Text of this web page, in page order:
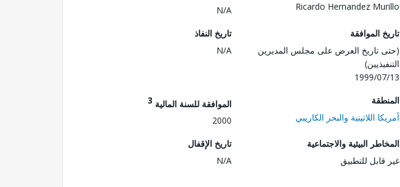
Ricardo Hernandez Murillo
N/A
تاريخ الموافقة
(حتى تاريخ العرض على مجلس المديرين
التنفيذيين)
1999/07/13
تاريخ النفاذ
N/A
المنطقة
أمريكا اللاتينية والبحر الكاريبي
الموافقة للسنة المالية 3
2000
المخاطر البيئية والاجتماعية
غير قابل للتطبيق
تاريخ الإقفال
N/A